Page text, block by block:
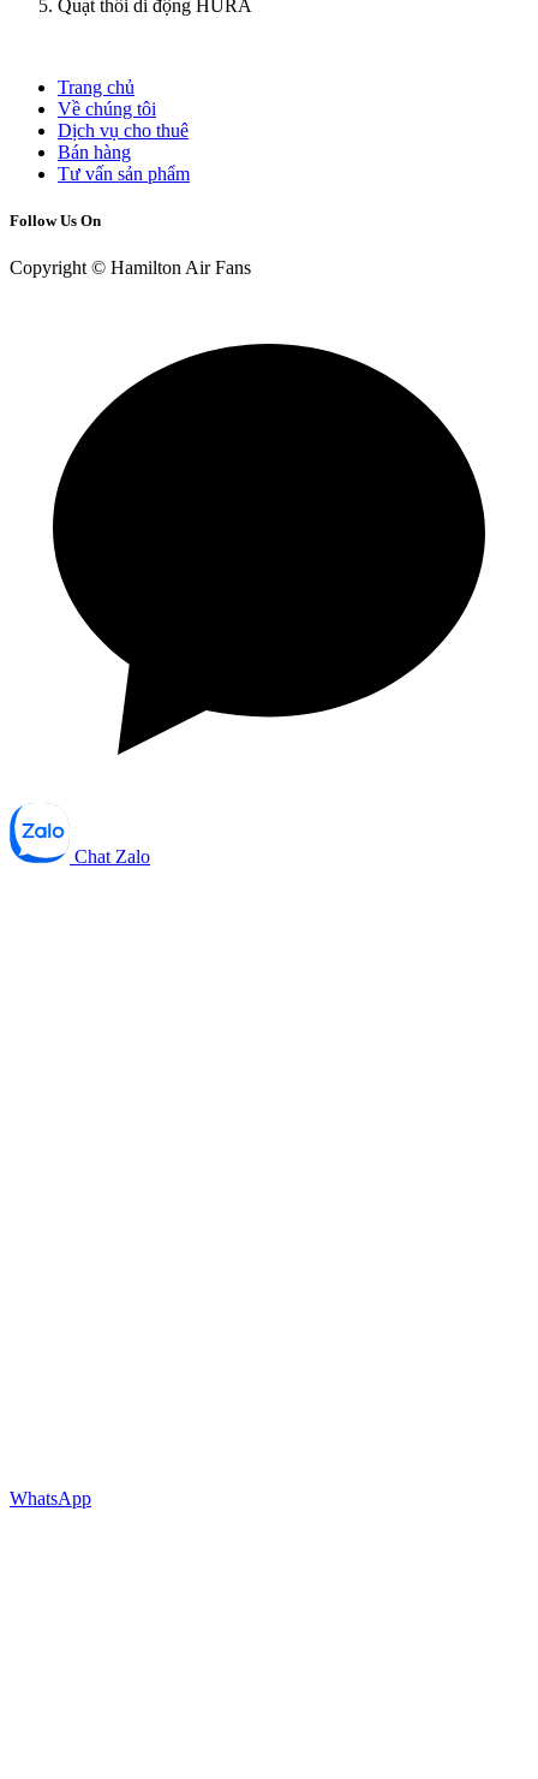
Quạt thổi di động HURA
Trang chủ
Về chúng tôi
Dịch vụ cho thuê
Bán hàng
Tư vấn sản phẩm
Follow Us On
Copyright © Hamilton Air Fans
Chat Zalo
WhatsApp